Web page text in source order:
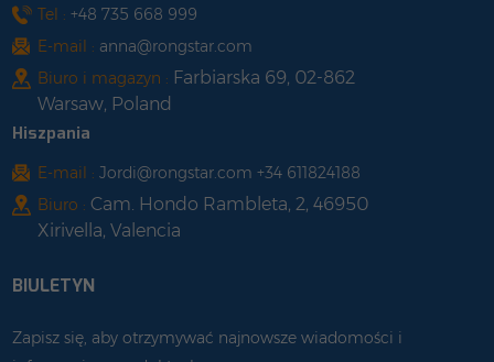
Tel : +48 735 668 999
E-mail : anna@rongstar.com
Biuro i magazyn : Farbiarska 69, 02-862
Warsaw, Poland
Hiszpania
E-mail : Jordi@rongstar.com +34 611824188
Biuro : Cam. Hondo Rambleta, 2, 46950
Xirivella, Valencia
BIULETYN
Zapisz się, aby otrzymywać najnowsze wiadomości i